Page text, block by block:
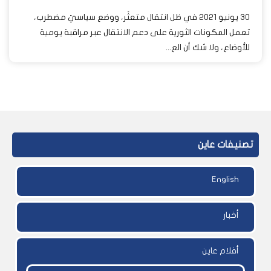
30 يونيو 2021 في ظل انتقال متعثَر، ووضع سياسيَ مضطرب،
تعمل المكونات الثورية على دعم الانتقال عبر مراقبة يومية
للأوضاع، ولا شك أن الع...
تصنيفات عاين
English
أخبار
أفلام عاين